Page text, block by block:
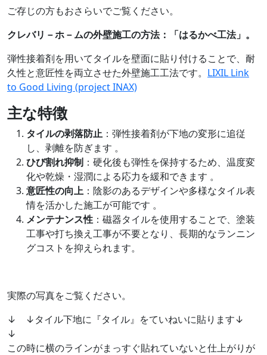
ご存じの方もおさらいでご覧ください。
クレバリ－ホ－ムの外壁施工の方法：「はるかべ工法」。
弾性接着剤を用いてタイルを壁面に貼り付けることで、耐
久性と意匠性を両立させた外壁施工工法です。 LIXIL Link
to Good Living (project INAX)
主な特徴
タイルの剥落防止 ：弾性接着剤が下地の変形に追従
し、剥離を防ぎます 。
ひび割れ抑制 ：硬化後も弾性を保持するため、温度変
化や乾燥・湿潤による応力を緩和できます 。
意匠性の向上 ：陰影のあるデザインや多様なタイル表
情を活かした施工が可能です 。
メンテナンス性 ：磁器タイルを使用することで、塗装
工事や打ち換え工事が不要となり、長期的なランニン
グコストを抑えられます。
実際の写真をご覧ください。
↓ ↓タイル下地に『タイル』をていねいに貼ります↓
↓
この時に横のラインがまっすぐ貼れていないと仕上がりが